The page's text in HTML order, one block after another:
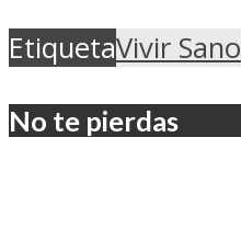
EtiquetaVivir Sano
No te pierdas